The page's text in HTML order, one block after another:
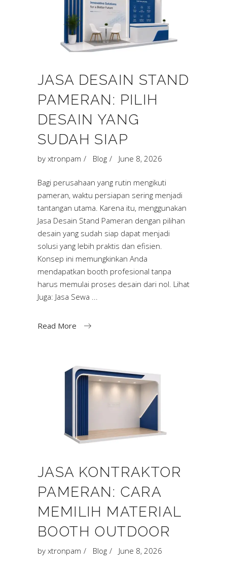
JASA DESAIN STAND
PAMERAN: PILIH
DESAIN YANG
SUDAH SIAP
by xtronpam Blog June 8, 2026
Bagi perusahaan yang rutin mengikuti
pameran, waktu persiapan sering menjadi
tantangan utama. Karena itu, menggunakan
Jasa Desain Stand Pameran dengan pilihan
desain yang sudah siap dapat menjadi
solusi yang lebih praktis dan efisien.
Konsep ini memungkinkan Anda
mendapatkan booth profesional tanpa
harus memulai proses desain dari nol. Lihat
Juga: Jasa Sewa
Read More
JASA KONTRAKTOR
PAMERAN: CARA
MEMILIH MATERIAL
BOOTH OUTDOOR
by xtronpam Blog June 8, 2026